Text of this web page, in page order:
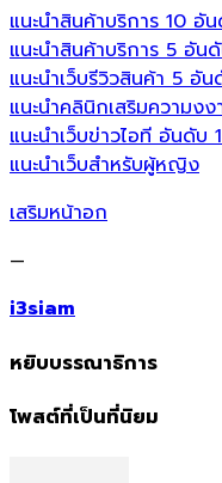
แนะนำสินค้าบริการ 10 อั
แนะนำสินค้าบริการ 5 อัน
แนะนำเว็บรีวิวสินค้า 5 อั
แนะนำคลินิกเสริมความ
แนะนำเว็บข่าวไอที อันดับ
แนะนำเว็บสำหรับผู้หญิง
เสริมหน้าอก
—
i3siam
หยิบบรรณาธิการ
โพสต์ที่เป็นที่นิยม